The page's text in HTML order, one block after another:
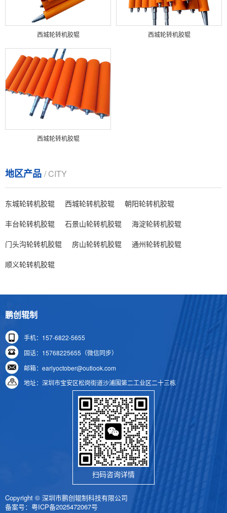
西城轮转机胶辊 西城轮转机胶辊
西城轮转机胶辊
地区产品 / CITY
东城轮转机胶辊 西城轮转机胶辊
朝阳轮转机胶辊
丰台轮转机胶辊
石景山轮转机胶辊
海淀轮转机胶辊
门头沟轮转机胶辊
房山轮转机胶辊
通州轮转机胶辊
顺义轮转机胶辊
鹏创辊制
手机：157-6822-5655
固话：15768225655（微信同步）
邮箱：earlyoctober@outlook.com
地址：深圳市宝安区松岗街道沙浦围第二工业区二十三栋
扫码咨询详情
Copyright © 深圳市鹏创辊制科技有限公司
备案号： 粤ICP备2025472067号